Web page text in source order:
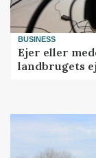
BUSINESS
Ejer eller
landbrugets